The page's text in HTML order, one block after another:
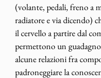
(volante, pedali, freno a
radiatore e via dicendo)
il cervello a partire dal
permettono un
alcune relazioni fra
padroneggiare la